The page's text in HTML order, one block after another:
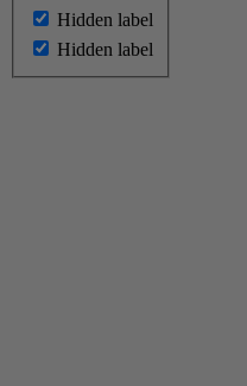
Hidden label
Hidden label